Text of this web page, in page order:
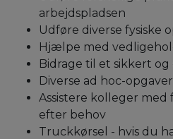
arbejdspladsen
Udføre diverse fysiske
Hjælpe med
Bidrage til et sikkert
Diverse ad hoc-opgaver
Assistere kolleger med
efter behov
Truckkørsel - hvis du